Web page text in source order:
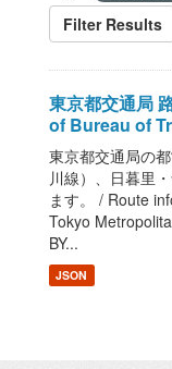
Filter Results
東京都交通局
of Bureau of
東京都交通局の
川線）、日暮里
ます。 / Route
Tokyo
BY...
JSON